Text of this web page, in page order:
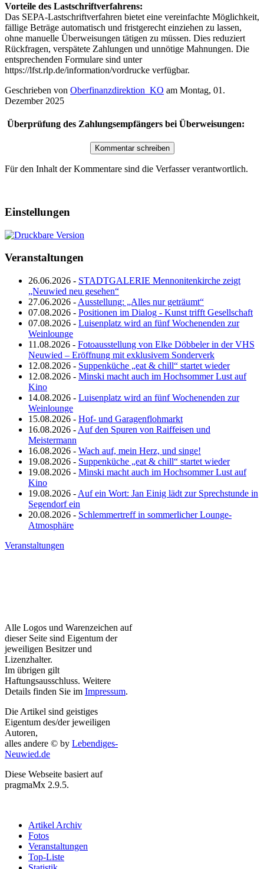
Vorteile des Lastschriftverfahrens:
Das SEPA-Lastschriftverfahren bietet eine vereinfachte Möglichkeit,
fällige Beträge automatisch und fristgerecht einziehen zu lassen,
ohne manuelle Überweisungen tätigen zu müssen. Dies reduziert
Rückfragen, verspätete Zahlungen und unnötige Mahnungen. Die
entsprechenden Formulare sind unter
https://lfst.rlp.de/information/vordrucke verfügbar.
Geschrieben von Oberfinanzdirektion_KO am Montag, 01.
Dezember 2025
Überprüfung des Zahlungsempfängers bei Überweisungen:
Für den Inhalt der Kommentare sind die Verfasser verantwortlich.
Einstellungen
Veranstaltungen
26.06.2026 - STADTGALERIE Mennonitenkirche zeigt
„Neuwied neu gesehen“
27.06.2026 - Ausstellung: „Alles nur geträumt“
07.08.2026 - Positionen im Dialog - Kunst trifft Gesellschaft
07.08.2026 - Luisenplatz wird an fünf Wochenenden zur
Weinlounge
11.08.2026 - Fotoausstellung von Elke Döbbeler in der VHS
Neuwied – Eröffnung mit exklusivem Sonderverk
12.08.2026 - Suppenküche „eat & chill“ startet wieder
12.08.2026 - Minski macht auch im Hochsommer Lust auf
Kino
14.08.2026 - Luisenplatz wird an fünf Wochenenden zur
Weinlounge
15.08.2026 - Hof- und Garagenflohmarkt
16.08.2026 - Auf den Spuren von Raiffeisen und
Meistermann
16.08.2026 - Wach auf, mein Herz, und singe!
19.08.2026 - Suppenküche „eat & chill“ startet wieder
19.08.2026 - Minski macht auch im Hochsommer Lust auf
Kino
19.08.2026 - Auf ein Wort: Jan Einig lädt zur Sprechstunde in
Segendorf ein
20.08.2026 - Schlemmertreff in sommerlicher Lounge-
Atmosphäre
Veranstaltungen
Alle Logos und Warenzeichen auf
dieser Seite sind Eigentum der
jeweiligen Besitzer und
Lizenzhalter.
Im übrigen gilt
Haftungsausschluss. Weitere
Details finden Sie im Impressum.
Die Artikel sind geistiges
Eigentum des/der jeweiligen
Autoren,
alles andere © by Lebendiges-
Neuwied.de
Diese Webseite basiert auf
pragmaMx 2.9.5.
Artikel Archiv
Fotos
Veranstaltungen
Top-Liste